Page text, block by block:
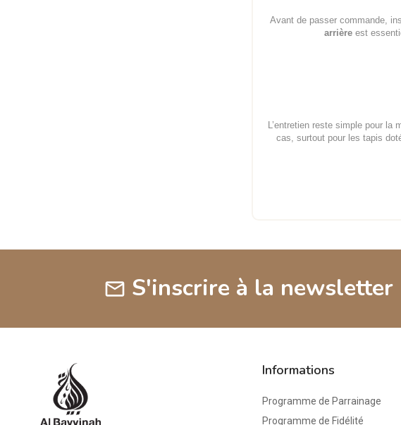
Avant de passer commande,
arrièreest
L’entretien reste simple pour
cas, surtout pour les tapis
mail S'inscrire à la newsletter
Informations
Programme de Parrainage
Programme de Fidélité